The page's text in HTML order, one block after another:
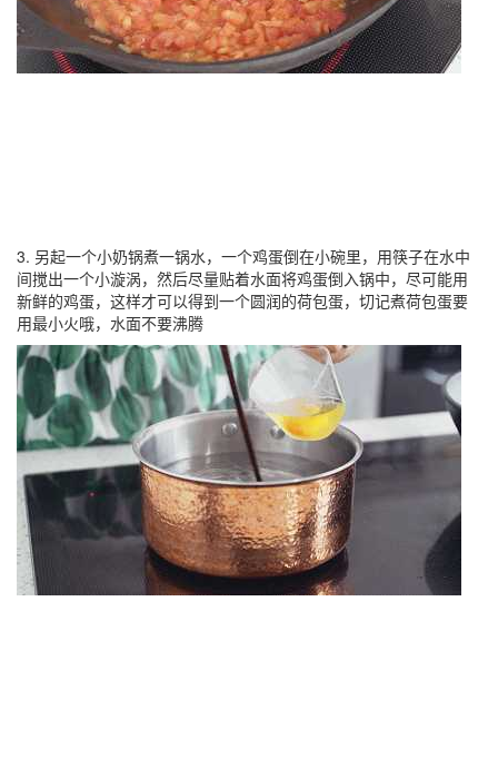
3. 另起一个小奶锅煮一锅水，一个鸡蛋倒在小碗里，用筷子在水中
间搅出一个小漩涡，然后尽量贴着水面将鸡蛋倒入锅中，尽可能用
新鲜的鸡蛋，这样才可以得到一个圆润的荷包蛋，切记煮荷包蛋要
用最小火哦，水面不要沸腾